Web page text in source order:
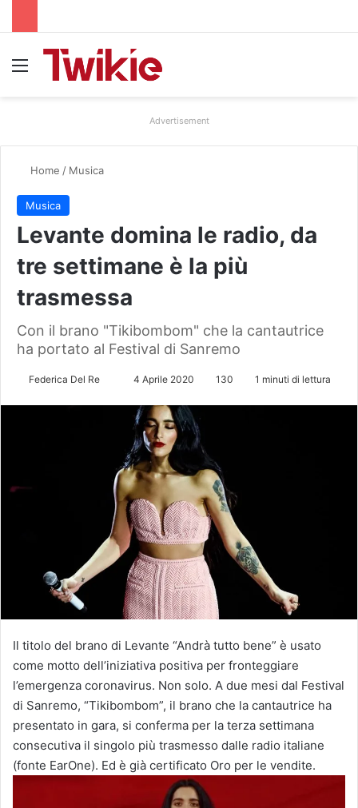
Advertisement
Home / Musica
Musica
Levante domina le radio, da
tre settimane è la più
trasmessa
Con il brano "Tikibombom" che la cantautrice
ha portato al Festival di Sanremo
Federica Del Re
u
n
'
e
m
4 Aprile 2020 130 1 minuti di lettura
Il titolo del brano di Levante “Andrà tutto bene” è usato
come motto dell’iniziativa positiva per fronteggiare
l’emergenza coronavirus. Non solo. A due mesi dal Festival
di Sanremo, “Tikibombom”, il brano che la cantautrice ha
presentato in gara, si conferma per la terza settimana
consecutiva il singolo più trasmesso dalle radio italiane
(fonte EarOne). Ed è già certificato Oro per le vendite.